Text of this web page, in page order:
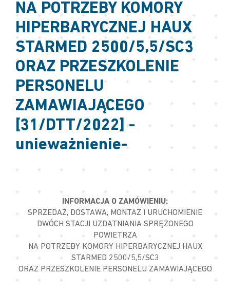
NA POTRZEBY KOMORY
HIPERBARYCZNEJ HAUX
STARMED 2500/5,5/SC3
ORAZ PRZESZKOLENIE
PERSONELU
ZAMAWIAJĄCEGO
[31/DTT/2022] -
unieważnienie-
INFORMACJA O ZAMÓWIENIU:
SPRZEDAŻ, DOSTAWA, MONTAŻ I URUCHOMIENIE
DWÓCH STACJI UZDATNIANIA SPRĘŻONEGO
POWIETRZA
NA POTRZEBY KOMORY HIPERBARYCZNEJ HAUX
STARMED 2500/5,5/SC3
ORAZ PRZESZKOLENIE PERSONELU ZAMAWIAJĄCEGO